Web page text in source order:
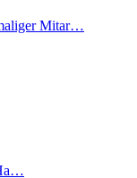
Mitar…